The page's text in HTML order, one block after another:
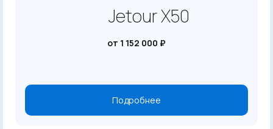
Jetour X50
от 1 152 000 ₽
Подробнее